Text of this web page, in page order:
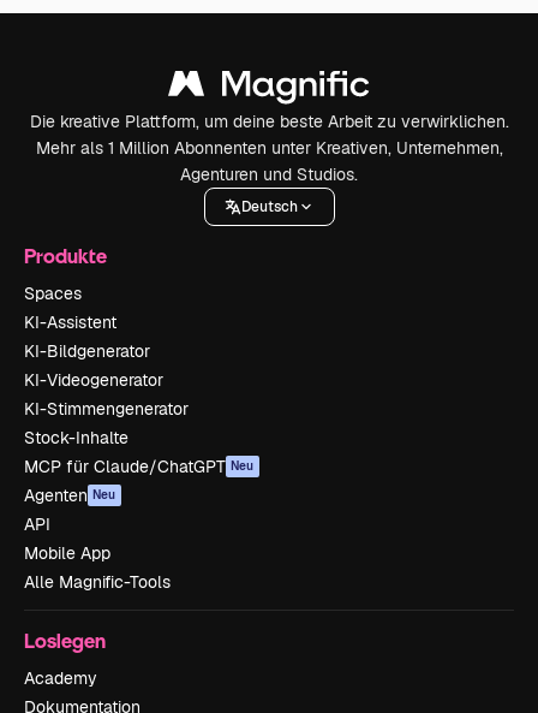
Die kreative Plattform, um deine beste Arbeit zu verwirklichen.
Mehr als 1 Million Abonnenten unter Kreativen, Unternehmen,
Agenturen und Studios.
Deutsch
Produkte
Spaces
KI-Assistent
KI-Bildgenerator
KI-Videogenerator
KI-Stimmengenerator
Stock-Inhalte
MCP für Claude/ChatGPT Neu
Agenten Neu
API
Mobile App
Alle Magnific-Tools
Loslegen
Academy
Dokumentation